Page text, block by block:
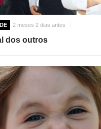
2 meses 2 dias antes
dos outros